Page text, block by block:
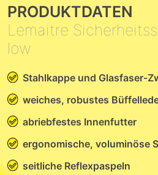
PRODUKTDATEN
Lemaitre
low
Stahlkappe und Glasfaser-
weiches, robustes
abriebfestes Innenfutter
ergonomische, voluminöse
seitliche Reflexpaspeln